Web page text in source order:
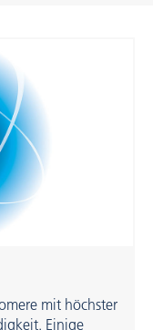
mit höchster
Einige